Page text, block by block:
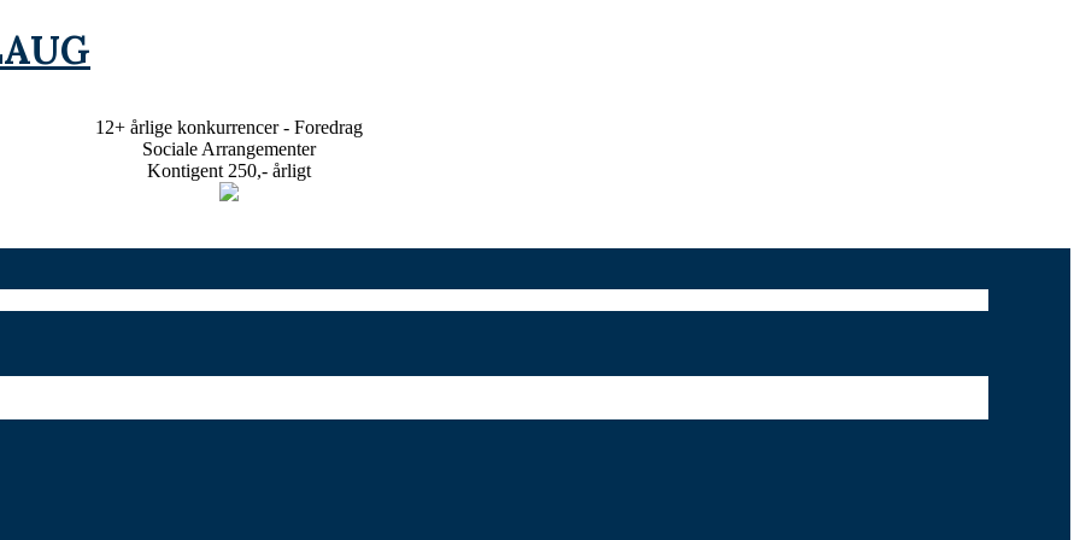
12+ årlige konkurrencer - Foredrag
Sociale Arrangementer
Kontigent 250,- årligt